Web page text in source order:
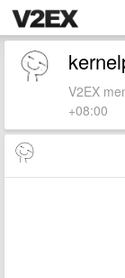
V2EX
+08:00